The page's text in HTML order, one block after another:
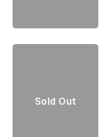
Sold Out